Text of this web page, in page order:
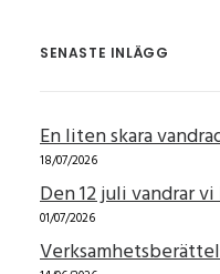
SENASTE INLÄGG
En liten skara
18/07/2026
Den 12 juli vandrar
01/07/2026